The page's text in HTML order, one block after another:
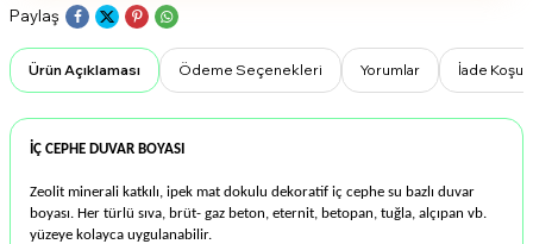
Paylaş
Ürün Açıklaması Ödeme Seçenekleri Yorumlar İade
İÇ CEPHE DUVAR BOYASI
Zeolit minerali katkılı, ipek mat dokulu dekoratif iç cephe su bazlı duvar
boyası. Her türlü sıva, brüt- gaz beton, eternit, betopan, tuğla, alçıpan vb.
yüzeye kolayca uygulanabilir.